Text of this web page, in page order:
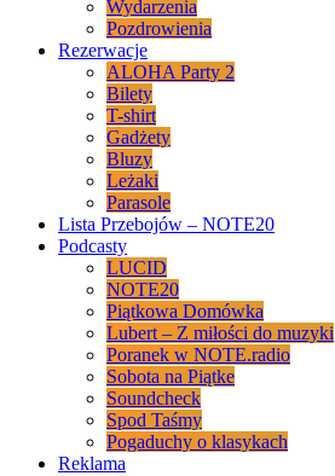
Wydarzenia
Pozdrowienia
Rezerwacje
ALOHA Party 2
Bilety
T-shirt
Gadżety
Bluzy
Leżaki
Parasole
Lista Przebojów – NOTE20
Podcasty
LUCID
NOTE20
Piątkowa Domówka
Lubert – Z miłości do muzyki
Poranek w NOTE.radio
Sobota na Piątke
Soundcheck
Spod Taśmy
Pogaduchy o klasykach
Reklama